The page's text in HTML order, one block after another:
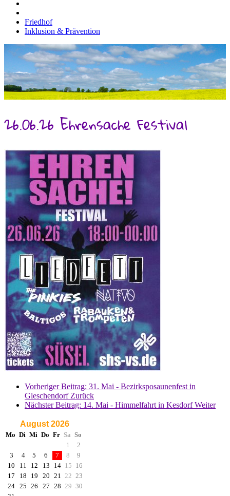
Friedhof
Inklusion & Prävention
Kindergarten Süsel
26.06.26 Ehrensache Festival
Vorheriger Beitrag: 31. Mai - Bezirksposaunenfest in
Gleschendorf Zurück
Nächster Beitrag: 14. Mai - Himmelfahrt in KesdorfWeiter
August 2026
Mo Di Mi Do Fr Sa So
1
2
3
4 5 6 7 8
9
10
11 12 13 14 15 16
17
18 19 20 21 22 23
24 25 26 27 28 29 30